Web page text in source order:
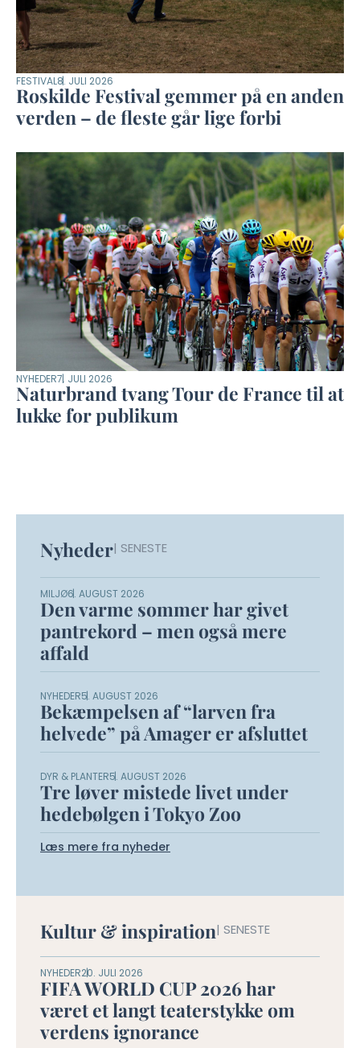
FESTIVAL8. JULI 2026
Roskilde Festival gemmer på en anden
verden – de fleste går lige forbi
NYHEDER7. JULI 2026
Naturbrand tvang Tour de France til at
lukke for publikum
Nyheder| SENESTE
MILJØ6. AUGUST 2026
Den varme sommer har givet
pantrekord – men også mere
affald
NYHEDER5. AUGUST 2026
Bekæmpelsen af “larven fra
helvede” på Amager er afsluttet
DYR & PLANTER5. AUGUST 2026
Tre løver mistede livet under
hedebølgen i Tokyo Zoo
Læs mere fra nyheder
Kultur & inspiration| SENESTE
NYHEDER20. JULI 2026
FIFA WORLD CUP 2026 har
været et langt teaterstykke om
verdens ignorance